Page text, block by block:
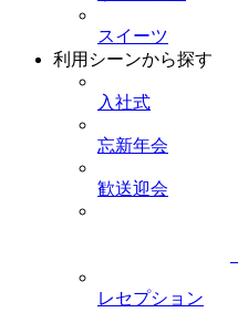
スイーツ
利用シーンから探す
入社式
忘新年会
歓送迎会
レセプション